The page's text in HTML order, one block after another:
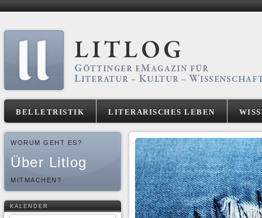
BELLETRISTIK LITERARISCHES LEBEN
WORUM GEHT ES?
Über Litlog
MITMACHEN?
KALENDER